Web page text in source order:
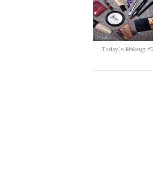
Today`s Makeup #5